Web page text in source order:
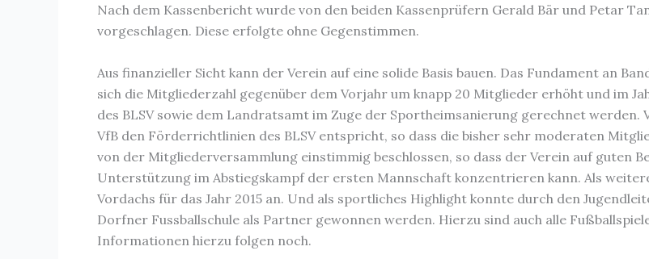
Nach dem Kassenbericht wurde von den beiden Kassenprüfern Gerald Bär und Petar
vorgeschlagen. Diese erfolgte ohne Gegenstimmen.
Aus finanzieller Sicht kann der Verein auf eine solide Basis bauen. Das Fundament an
sich die Mitgliederzahl gegenüber dem Vorjahr um knapp 20 Mitglieder erhöht und im
des BLSV sowie dem Landratsamt im Zuge der Sportheimsanierung gerechnet werden.
VfB den Förderrichtlinien des BLSV entspricht, so dass die bisher sehr moderaten
von der Mitgliederversammlung einstimmig beschlossen, so dass der Verein auf guten
Unterstützung im Abstiegskampf der ersten Mannschaft konzentrieren kann. Als
Vordachs für das Jahr 2015 an. Und als sportliches Highlight konnte durch den
Dorfner Fussballschule als Partner gewonnen werden. Hierzu sind auch alle
Informationen hierzu folgen noch.